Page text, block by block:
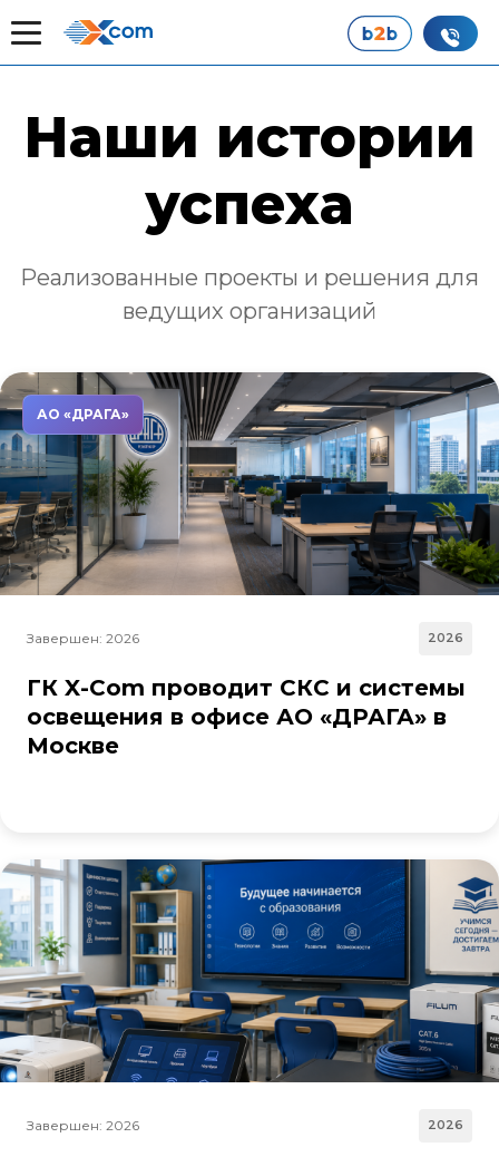
Главная Наши истории успеха
Наши истории
успеха
Реализованные проекты и решения для
ведущих организаций
АО «ДРАГА»
Завершен: 2026 2026
ГК X-Com проводит СКС и системы
освещения в офисе АО «ДРАГА» в
Москве
Завершен: 2026 2026